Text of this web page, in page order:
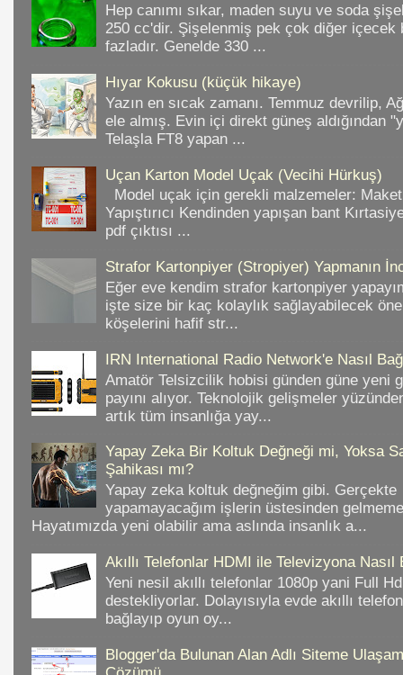
Hep canımı sıkar, maden suyu ve soda
250 cc'dir. Şişelenmiş pek çok diğer içecek
fazladır. Genelde 330 ...
Hıyar Kokusu (küçük hikaye)
Yazın en sıcak zamanı. Temmuz devrilip,
ele almış. Evin içi direkt güneş aldığından
Telaşla FT8 yapan ...
Uçan Karton Model Uçak (Vecihi Hürkuş)
Model uçak için gerekli malzemeler: Maket
Yapıştırıcı Kendinden yapışan bant
pdf çıktısı ...
Strafor Kartonpiyer (Stropiyer) Yapmanın
Eğer eve kendim strafor kartonpiyer
işte size bir kaç kolaylık sağlayabilecek
köşelerini hafif str...
IRN International Radio Network'e Nasıl
Amatör Telsizcilik hobisi günden güne yeni
payını alıyor. Teknolojik gelişmeler
artık tüm insanlığa yay...
Yapay Zeka Bir Koltuk Değneği mi, Yoksa
Şahikası mı?
Yapay zeka koltuk değneğim gibi. Gerçekte
yapamayacağım işlerin üstesinden
Hayatımızda yeni olabilir ama aslında insanlık a...
Akıllı Telefonlar HDMI ile Televizyona Nasıl
Yeni nesil akıllı telefonlar 1080p yani Full
destekliyorlar. Dolayısıyla evde akıllı
bağlayıp oyun oy...
Blogger'da Bulunan Alan Adlı Siteme